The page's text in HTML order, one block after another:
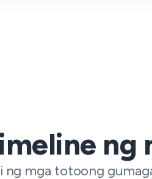
ng
ng mga totoong